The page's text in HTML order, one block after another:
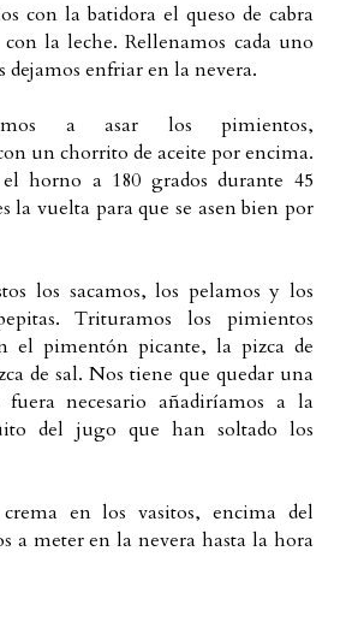
con la batidora el queso de cabra
la leche. Rellenamos cada uno
dejamos enfriar en la nevera.
a asar los pimientos,
un chorrito de aceite por encima.
horno a 180 grados durante 45
la vuelta para que se asen bien por
los sacamos, los pelamos y los
Trituramos los pimientos
el pimentón picante, la pizca de
de sal. Nos tiene que quedar una
necesario añadiríamos a la
del jugo que han soltado los
crema en los vasitos, encima del
a meter en la nevera hasta la hora